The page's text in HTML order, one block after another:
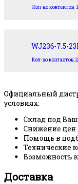
Кол-во контактов:
WJ236-7.5-
Кол-во контактов:
Официальный
условиях:
Склад под
Снижение цен
Помощь в
Технические
Возможность
Доставка